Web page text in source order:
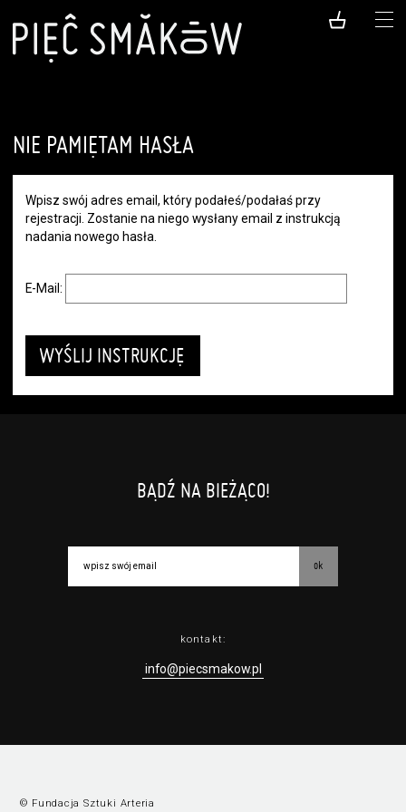
NIE PAMIĘTAM HASŁA
Wpisz swój adres email, który podałeś/podałaś przy
rejestracji. Zostanie na niego wysłany email z instrukcją
nadania nowego hasła.
E-Mail:
BĄDŹ NA BIEŻĄCO!
ok
kontakt:
info@piecsmakow.pl
© Fundacja Sztuki Arteria